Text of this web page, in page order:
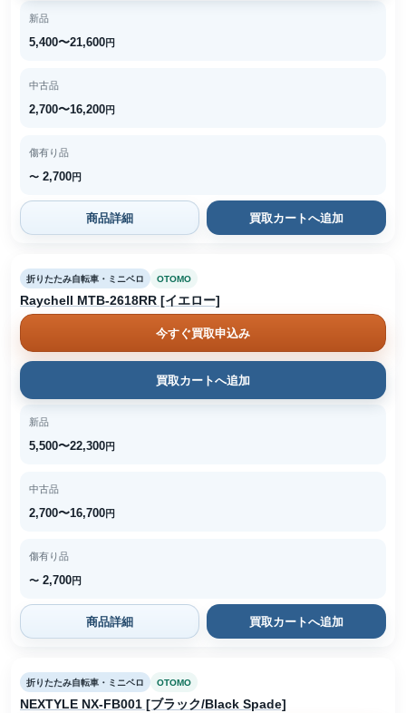
新品
5,400〜21,600円
中古品
2,700〜16,200円
傷有り品
〜 2,700円
商品詳細 買取カートへ追加
折りたたみ自転車・ミニベロ OTOMO
Raychell MTB-2618RR [イエロー]
今すぐ買取申込み
買取カートへ追加
新品
5,500〜22,300円
中古品
2,700〜16,700円
傷有り品
〜 2,700円
商品詳細 買取カートへ追加
折りたたみ自転車・ミニベロ OTOMO
NEXTYLE NX-FB001 [ブラック/Black Spade]